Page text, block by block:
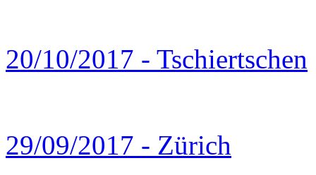
20/10/2017 - Tschiertschen
29/09/2017 - Zürich